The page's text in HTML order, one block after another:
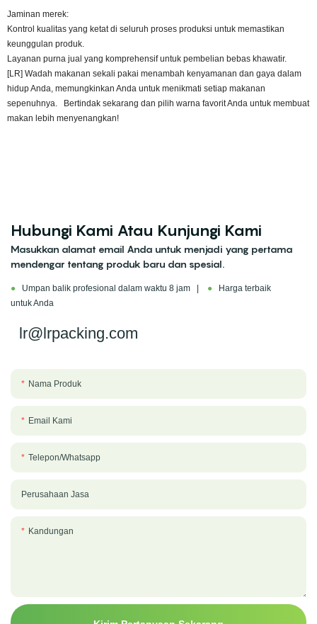
Jaminan merek:
Kontrol kualitas yang ketat di seluruh proses produksi untuk memastikan
keunggulan produk.
Layanan purna jual yang komprehensif untuk pembelian bebas khawatir.
[LR] Wadah makanan sekali pakai menambah kenyamanan dan gaya dalam
hidup Anda, memungkinkan Anda untuk menikmati setiap makanan
sepenuhnya. Bertindak sekarang dan pilih warna favorit Anda untuk membuat
makan lebih menyenangkan!
Hubungi Kami Atau Kunjungi Kami
Masukkan alamat email Anda untuk menjadi yang pertama
mendengar tentang produk baru dan spesial.
● Umpan balik profesional dalam waktu 8 jam | ●
Harga terbaik
untuk Anda
lr@lrpacking.com
Nama Produk
Email Kami
Telepon/whatsapp
Perusahaan Jasa
Kandungan